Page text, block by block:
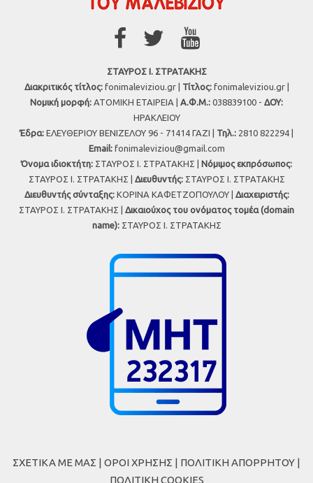
ΣΤΑΥΡΟΣ Ι. ΣΤΡΑΤΑΚΗΣ
Διακριτικός τίτλος:fonimaleviziou.gr | Τίτλος:fonimaleviziou.gr |
Νομική μορφή: ΑΤΟΜΙΚΗ ΕΤΑΙΡΕΙΑ | Α.Φ.Μ.: 038839100 - ΔΟΥ:
ΗΡΑΚΛΕΙΟΥ
Έδρα: ΕΛΕΥΘΕΡΙΟΥ ΒΕΝΙΖΕΛΟΥ 96 - 71414 ΓΑΖΙ | Τηλ.: 2810 822294 |
Εmail: fonimaleviziou@gmail.com
Όνομα ιδιοκτήτη: ΣΤΑΥΡΟΣ Ι. ΣΤΡΑΤΑΚΗΣ | Νόμιμος εκπρόσωπος:
ΣΤΑΥΡΟΣ Ι. ΣΤΡΑΤΑΚΗΣ | Διευθυντής:ΣΤΑΥΡΟΣ Ι. ΣΤΡΑΤΑΚΗΣ
Διευθυντής σύνταξης:ΚΟΡΙΝΑ ΚΑΦΕΤΖΟΠΟΥΛΟΥ | Διαχειριστής:
ΣΤΑΥΡΟΣ Ι. ΣΤΡΑΤΑΚΗΣ | Δικαιούχος του ονόματος τομέα (domain
name):ΣΤΑΥΡΟΣ Ι. ΣΤΡΑΤΑΚΗΣ
ΣΧΕΤΙΚΑ ΜΕ ΜΑΣ | ΟΡΟΙ ΧΡΗΣΗΣ | ΠΟΛΙΤΙΚΗ ΑΠΟΡΡΗΤΟΥ |
ΠΟΛΙΤΙΚΗ COOKIES